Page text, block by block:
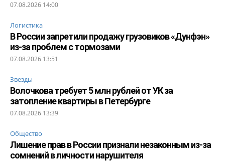
07.08.2026 14:00
Логистика
В России запретили продажу грузовиков «Дунфэн»
из-за проблем с тормозами
07.08.2026 13:51
Звезды
Волочкова требует 5 млн рублей от УК за
затопление квартиры в Петербурге
07.08.2026 13:39
Общество
Лишение прав в России признали незаконным из-за
сомнений в личности нарушителя